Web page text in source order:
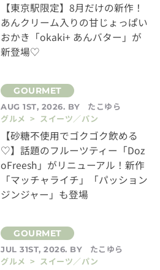
【東京駅限定】8月だけの新作！
あんクリーム入りの甘じょっぱい
おかき「okaki+ あんバター」が
新登場♡
AUG 1ST, 2026. BY
たこゆら
グルメ > スイーツ／パン
【砂糖不使用でゴクゴク飲める
♡】話題のフルーツティー「Doz
oFreesh」がリニューアル！新作
「マッチャライチ」「パッション
ジンジャー」も登場
JUL 31ST, 2026. BY
たこゆら
グルメ > スイーツ／パン